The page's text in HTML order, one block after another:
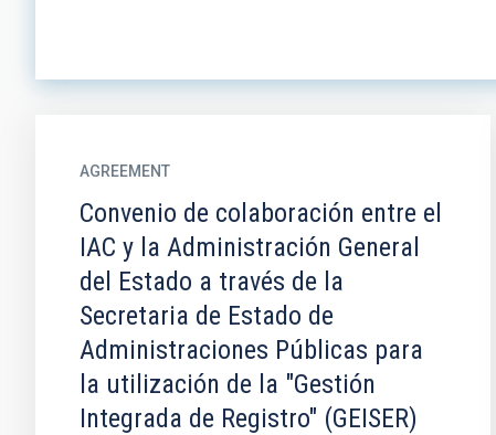
AGREEMENT
Convenio de colaboración entre el
IAC y la Administración General
del Estado a través de la
Secretaria de Estado de
Administraciones Públicas para
la utilización de la "Gestión
Integrada de Registro" (GEISER)